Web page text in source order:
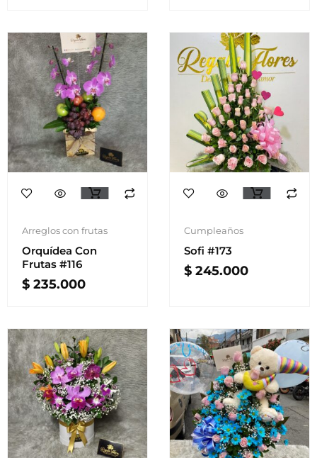
Arreglos con frutas
Orquídea Con
Frutas #116
$ 235.000
Cumpleaños
Sofi #173
$ 245.000